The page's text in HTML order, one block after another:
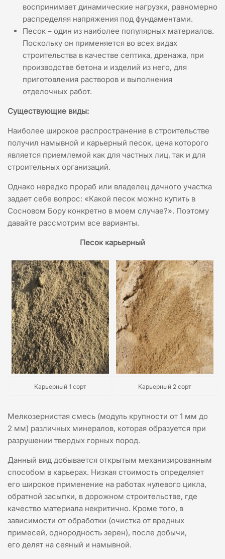
воспринимает динамические нагрузки, равномерно
распределяя напряжения под фундаментами.
Песок – один из наиболее популярных материалов.
Поскольку он применяется во всех видах
строительства в качестве септика, дренажа, при
производстве бетона и изделий из него, для
приготовления растворов и выполнения
отделочных работ.
Существующие виды:
Наиболее широкое распространение в строительстве
получил намывной и карьерный песок, цена которого
является приемлемой как для частных лиц, так и для
строительных организаций.
Однако нередко прораб или владелец дачного участка
задает себе вопрос: «Какой песок можно купить в
Сосновом Бору конкретно в моем случае?». Поэтому
давайте рассмотрим все варианты.
Песок карьерный
Карьерный 1 сорт Карьерный 2 сорт
Мелкозернистая смесь (модуль крупности от 1 мм до
2 мм) различных минералов, которая образуется при
разрушении твердых горных пород.
Данный вид добывается открытым механизированным
способом в карьерах. Низкая стоимость определяет
его широкое применение на работах нулевого цикла,
обратной засыпки, в дорожном строительстве, где
качество материала некритично. Кроме того, в
зависимости от обработки (очистка от вредных
примесей, однородность зерен), после добычи,
его делят на сеяный и намывной.